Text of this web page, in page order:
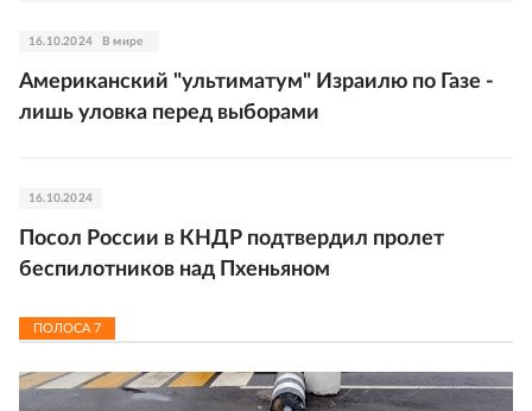
16.10.2024 В мире
Американский "ультиматум" Израилю по Газе -
лишь уловка перед выборами
16.10.2024
Посол России в КНДР подтвердил пролет
беспилотников над Пхеньяном
ПОЛОСА 7